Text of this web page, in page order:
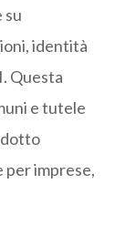
su
identità
Questa
e tutele
per imprese,